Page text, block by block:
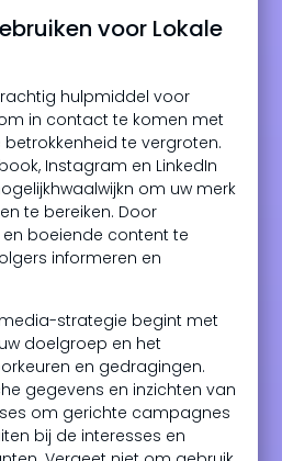
voor Lokale
hulpmiddel voor
in contact te komen met
te vergroten.
Instagram en LinkedIn
om uw merk
te bereiken. Door
boeiende content te
informeren en
strategie begint met
doelgroep en het
en gedragingen.
gegevens en inzichten van
om gerichte campagnes
bij de interesses en